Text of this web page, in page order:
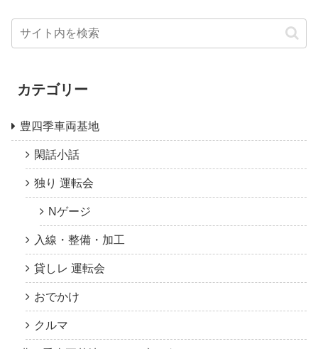
カテゴリー
豊四季車両基地
閑話小話
独り 運転会
Nゲージ
入線・整備・加工
貸しレ 運転会
おでかけ
クルマ